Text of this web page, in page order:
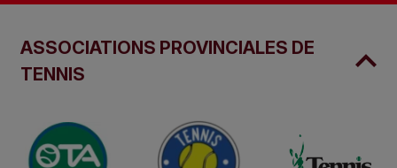
ASSOCIATIONS PROVINCIALES DE
TENNIS